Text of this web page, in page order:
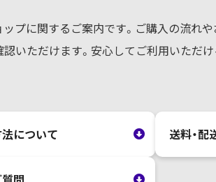
プに関するご案内です。ご購入の流れや
いただけます。安心してご利用いただ
について 送料・配